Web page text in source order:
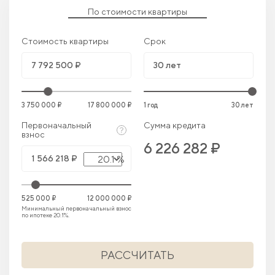
По стоимости квартиры
Стоимость квартиры
3 750 000 ₽ 17 800 000 ₽
Срок
1 год 30 лет
Первоначальный
взнос
20.1 %
525 000 ₽
12 000 000 ₽
Минимальный первоначальный взнос
по ипотеке 20.1%.
Сумма кредита
6 226 282 ₽
РАССЧИТАТЬ